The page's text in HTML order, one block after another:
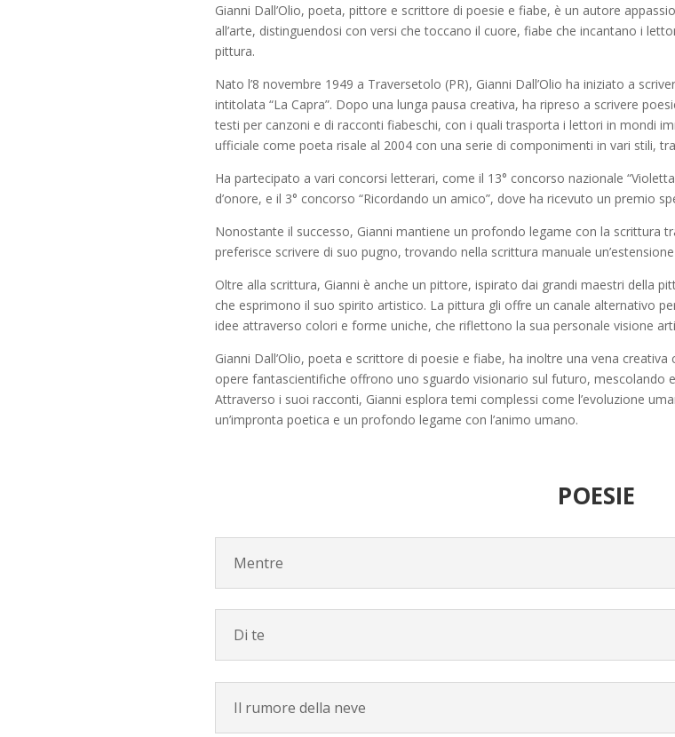
Gianni Dall’Olio, poeta, pittore e scrittore di poesie e fiabe, è un autore
all’arte, distinguendosi con versi che toccano il cuore, fiabe che incantano i
pittura.
Nato l’8 novembre 1949 a Traversetolo (PR), Gianni Dall’Olio ha iniziato a
intitolata “La Capra”. Dopo una lunga pausa creativa, ha ripreso a scrivere
testi per canzoni e di racconti fiabeschi, con i quali trasporta i lettori in mondi
ufficiale come poeta risale al 2004 con una serie di componimenti in vari stili, tra
Ha partecipato a vari concorsi letterari, come il 13° concorso nazionale
d’onore, e il 3° concorso “Ricordando un amico”, dove ha ricevuto un premio
Nonostante il successo, Gianni mantiene un profondo legame con la scrittura
preferisce scrivere di suo pugno, trovando nella scrittura manuale
Oltre alla scrittura, Gianni è anche un pittore, ispirato dai grandi maestri della
che esprimono il suo spirito artistico. La pittura gli offre un canale alternativo
idee attraverso colori e forme uniche, che riflettono la sua personale visione
Gianni Dall’Olio, poeta e scrittore di poesie e fiabe, ha inoltre una vena
opere fantascientifiche offrono uno sguardo visionario sul futuro, mescolando
Attraverso i suoi racconti, Gianni esplora temi complessi come l’evoluzione
un’impronta poetica e un profondo legame con l’animo umano.
POESIE
Mentre
Di te
Il rumore della neve